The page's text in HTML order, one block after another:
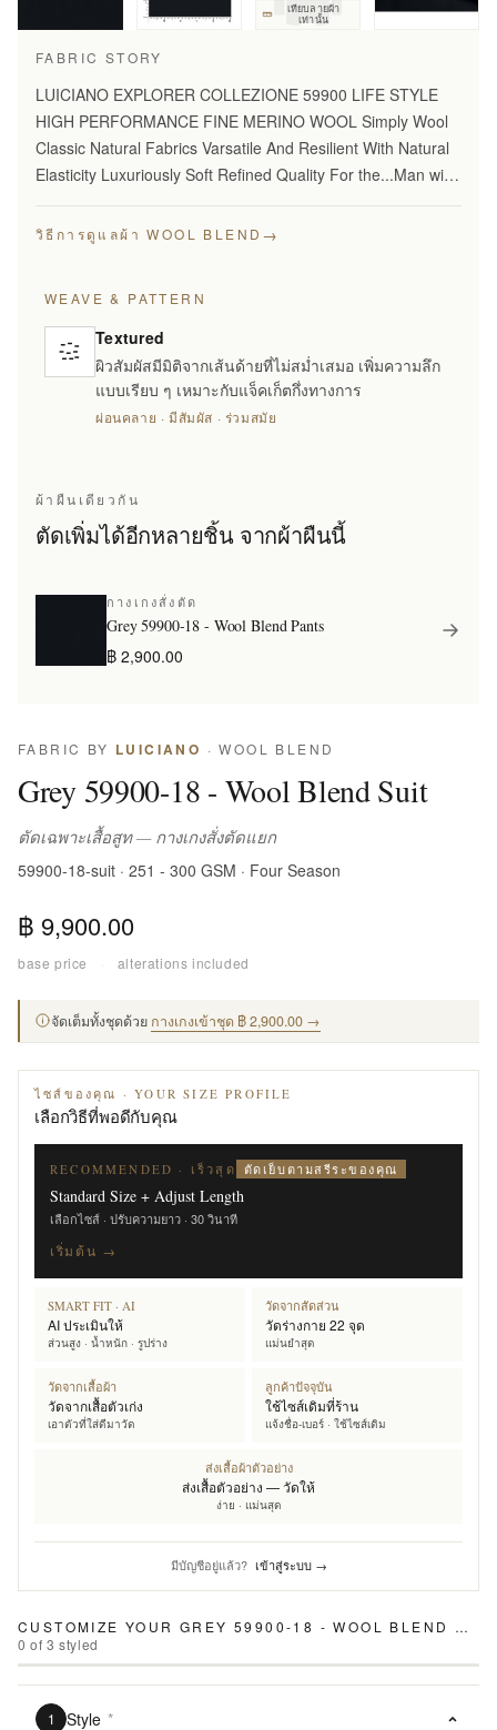
เทียบลายผ้า
เท่านั้น
FABRIC STORY
LUICIANO EXPLORER COLLEZIONE 59900 LIFE STYLE
HIGH PERFORMANCE FINE MERINO WOOL Simply Wool
Classic Natural Fabrics Varsatile And Resilient With Natural
Elasticity Luxuriously Soft Refined Quality For the...Man with
Stylish…
วิธีการดูแลผ้า WOOL BLEND →
WEAVE & PATTERN
Textured
ผิวสัมผัสมีมิติจากเส้นด้ายที่ไม่สม่ำเสมอ เพิ่มความลึก
แบบเรียบ ๆ เหมาะกับแจ็คเก็ตกึ่งทางการ
ผ่อนคลาย · มีสัมผัส · ร่วมสมัย
ผ้าผืนเดียวกัน
ตัดเพิ่มได้อีกหลายชิ้น จากผ้าผืนนี้
กางเกงสั่งตัด
Grey 59900-18 - Wool Blend Pants
฿ 2,900.00
FABRIC BY LUICIANO · WOOL BLEND
Grey 59900-18 - Wool Blend Suit
ตัดเฉพาะเสื้อสูท — กางเกงสั่งตัดแยก
59900-18-suit · 251 - 300 GSM · Four Season
฿ 9,900.00
base price · alterations included
จัดเต็มทั้งชุดด้วย กางเกงเข้าชุด ฿ 2,900.00 →
ไซส์ของคุณ · YOUR SIZE PROFILE
เลือกวิธีที่พอดีกับคุณ
RECOMMENDED · เร็วสุด ตัดเย็บตามสรีระของคุณ
Standard Size + Adjust Length
เลือกไซส์ · ปรับความยาว · 30 วินาที
เริ่มต้น →
SMART FIT · AI
AI ประเมินให้
ส่วนสูง · น้ำหนัก · รูปร่าง
วัดจากสัดส่วน
วัดร่างกาย 22 จุด
แม่นยำสุด
วัดจากเสื้อผ้า
วัดจากเสื้อตัวเก่ง
เอาตัวที่ใส่ดีมาวัด
ลูกค้าปัจจุบัน
ใช้ไซส์เดิมที่ร้าน
แจ้งชื่อ-เบอร์ · ใช้ไซส์เดิม
ส่งเสื้อผ้าตัวอย่าง
ส่งเสื้อตัวอย่าง — วัดให้
ง่าย · แม่นสุด
มีบัญชีอยู่แล้ว? เข้าสู่ระบบ →
CUSTOMIZE YOUR GREY 59900-18 - WOOL BLEND SUIT
0 of3 styled
1 Style *